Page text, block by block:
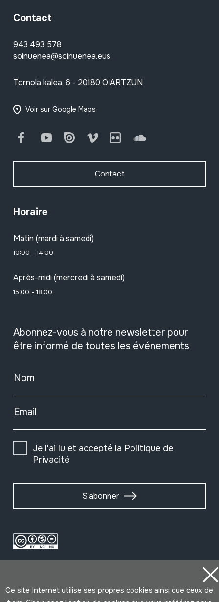
Contact
943 493 578
soinuenea@soinuenea.eus
Tornola kalea, 6 - 20180 OIARTZUN
Voir sur Google Maps
FacebookYoutube Issuu Vimeo Flickr SoundCloud
Contact
Horaire
Matin (mardi à samedi)
10:00 - 14:00
Après-midi (mercredi à samedi)
15:00 - 18:00
Abonnez-vous à notre newsletter pour
être informé de toutes les événements
Nom
Email
Je l'ai lu et accepté la Politique de
Privacité
S'abonner
Ce site Internet utilise ses propres cookies ainsi que ceux de